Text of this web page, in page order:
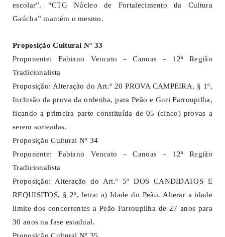
escolar”. “CTG Núcleo de Fortalecimento da Cultura
Gaúcha” mantém o mesmo.
Proposição Cultural Nº 33
Proponente: Fabiano Vencato - Canoas - 12ª Região
Tradicionalista
Proposição: Alteração do Art.º 20 PROVA CAMPEIRA, § 1º,
Inclusão da prova da ordenha, para Peão e Guri Farroupilha,
ficando a primeira parte constituída de 05 (cinco) provas a
serem sorteadas.
Proposição Cultural Nº 34
Proponente: Fabiano Vencato - Canoas - 12ª Região
Tradicionalista
Proposição: Alteração do Art.º 5º DOS CANDIDATOS E
REQUISITOS, § 2º, letra: a) Idade do Peão. Alterar a idade
limite dos concorrentes a Peão Farroupilha de 27 anos para
30 anos na fase estadual.
Proposição Cultural Nº 35